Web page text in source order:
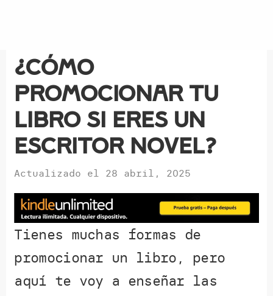
¿Cómo
promocionar tu
libro si eres un
escritor novel?
Actualizado el 28 abril, 2025
Tienes muchas formas de
promocionar un libro, pero
aquí te voy a enseñar las